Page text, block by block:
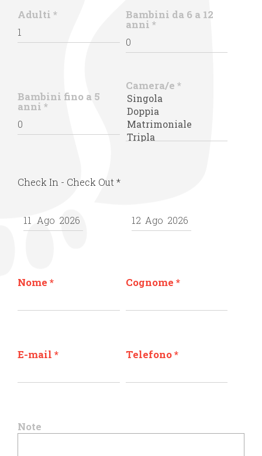
Adulti * Bambini da 6 a 12
anni *
Bambini fino a 5
anni *
Camera/e *
Check In - Check Out *
Nome * Cognome *
E-mail * Telefono*
Note